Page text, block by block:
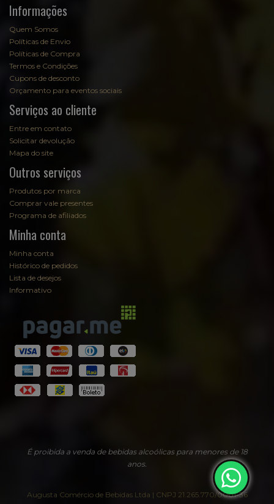
Informações
Quem Somos
Políticas de Envio
Políticas de Compra
Termos e Condições
Cupons de desconto
Orçamento para eventos sociais
Serviços ao cliente
Entre em contato
Solicitar devolução
Mapa do site
Outros serviços
Produtos por marca
Comprar vale presentes
Programa de afiliados
Minha conta
Minha conta
Histórico de pedidos
Lista de desejos
Informativo
É proibida a venda de bebidas alcoólicas para menores de 18
anos.
Augusta Comércio de Bebidas Ltda | CNPJ 21.265.770/0001-36